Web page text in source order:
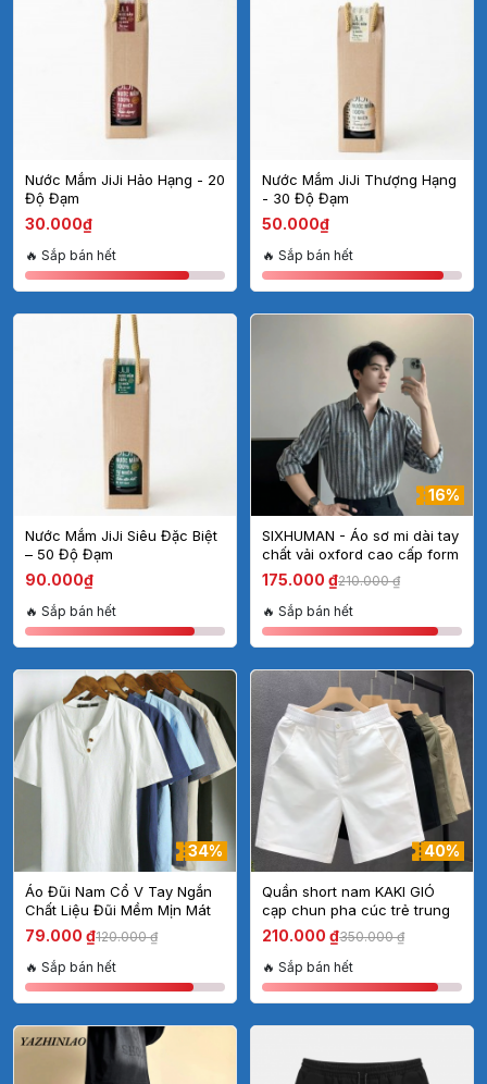
Nước Mắm JiJi Hảo Hạng - 20
Độ Đạm
30.000₫
🔥 Sắp bán hết
Nước Mắm JiJi Thượng Hạng
- 30 Độ Đạm
50.000₫
🔥 Sắp bán hết
Nước Mắm JiJi Siêu Đặc Biệt
– 50 Độ Đạm
90.000₫
🔥 Sắp bán hết
16%
SIXHUMAN - Áo sơ mi dài tay
chất vải oxford cao cấp form
cân người HM055
175.000 ₫210.000 ₫
🔥 Sắp bán hết
34%
Áo Đũi Nam Cổ V Tay Ngắn
Chất Liệu Đũi Mềm Mịn Mát
Nhẹ Thoáng Mặc Như Không
Mặc
79.000 ₫120.000 ₫
🔥 Sắp bán hết
40%
Quần short nam KAKI GIÓ
cạp chun pha cúc trẻ trung
210.000 ₫350.000 ₫
🔥 Sắp bán hết